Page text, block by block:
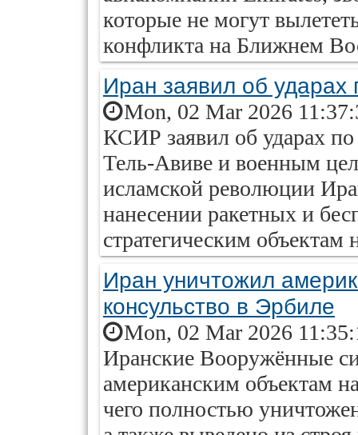
которые не могут
конфликта на Ближнем
Иран заявил об
Mon, 02 Mar 2026
КСИР заявил об ударах по
Тель-Авиве и военным
исламской революции
нанесении ракетных и
стратегическим объектам
Иран уничтожил
консульство в Эрбиле
Mon, 02 Mar 2026
Иранские Вооружённые
американским объектам
чего полностью